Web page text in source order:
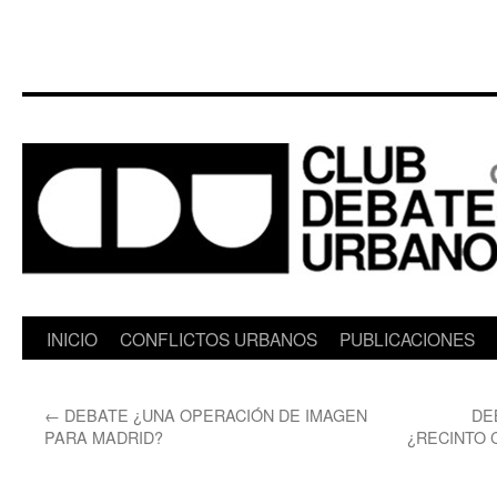
Saltar
contenido
INICIO CONFLICTOS URBANOS PUBLICACIONES
← DEBATE ¿UNA OPERACIÓN DE IMAGEN
PARA MADRID?
¿RECINTO